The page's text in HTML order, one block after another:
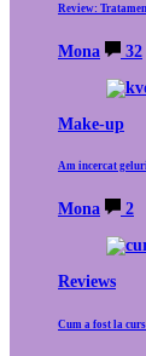
Review:
Mona 32
Make-up
Am incercat
Mona 2
Reviews
Cum a fost la